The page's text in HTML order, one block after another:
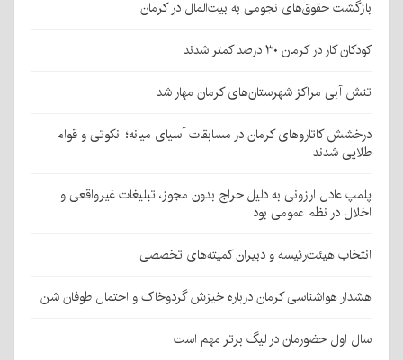
بازگشت حقوق‌های نجومی به بیت‌المال در کرمان
کودکان کار در کرمان ۳۰ درصد کمتر شدند
تنش آبی مراکز شهرستان‌های کرمان مهار شد
درخشش کاتاروهای کرمان در مسابقات آسیای میانه؛ انکوتی و قوام
طلایی شدند
پلمپ عادل ارزونی به دليل حراج بدون مجوز، تبليغات غیرواقعی و
اخلال در نظم عمومی بود
انتخاب هیئت‌رئیسه و دبیران کمیته‌های تخصصی
هشدار هواشناسی کرمان درباره خیزش گردوخاک و احتمال طوفان شن
سال اول حضورمان در لیگ برتر مهم است